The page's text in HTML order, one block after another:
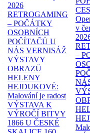
2026
RETROGAMING
– POČÁTKY
OSOBNÍCH
POČÍTAČŮ U
NÁS VERNISÁŽ
VÝSTAVY
OBRAZŮ
HELENY
HEJDUKOVÉ:
Malování je radost
VÝSTAVA K
VÝROČÍ BITVY
1866 U ČESKÉ
v
–